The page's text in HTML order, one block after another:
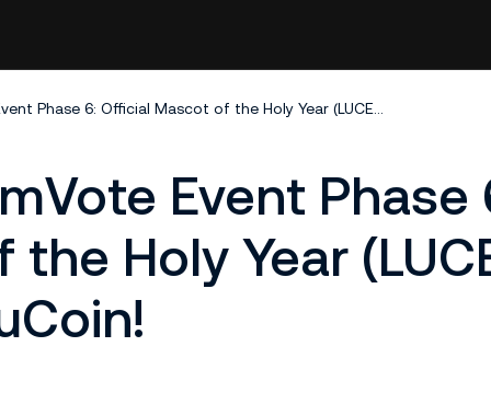
Tapos na ang GemVote Event Phase 6: Official Mascot of the Holy Year (LUCE), Naka-list na sa KuCoin!
Event Phase
Holy Year